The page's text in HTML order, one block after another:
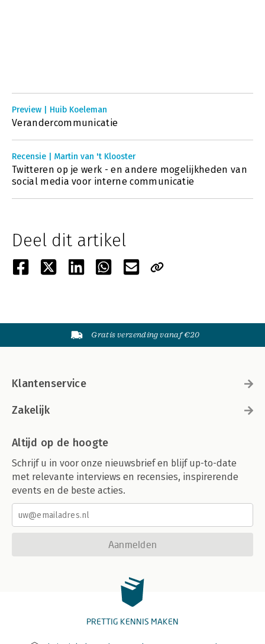
Preview | Huib Koeleman
Verandercommunicatie
Recensie | Martin van 't Klooster
Twitteren op je werk - en andere mogelijkheden van
social media voor interne communicatie
Deel dit artikel
Gratis verzending vanaf €20
Klantenservice
Zakelijk
Altijd op de hoogte
Schrijf u in voor onze nieuwsbrief en blijf up-to-date
met relevante interviews en recensies, inspirerende
events en de beste acties.
Aanmelden
PRETTIG KENNIS MAKEN